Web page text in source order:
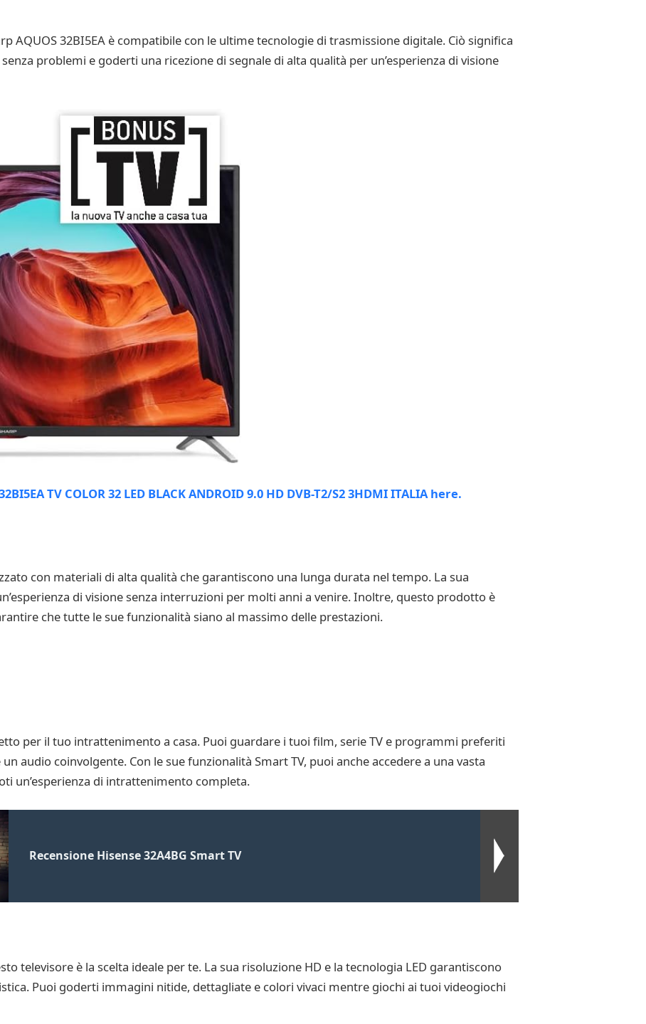
AQUOS 32BI5EA è compatibile con le ultime tecnologie di trasmissione digitale. Ciò significa
problemi e goderti una ricezione di segnale di alta qualità per un’esperienza di visione
con materiali di alta qualità che garantiscono una lunga durata nel tempo. La sua
di visione senza interruzioni per molti anni a venire. Inoltre, questo prodotto è
che tutte le sue funzionalità siano al massimo delle prestazioni.
per il tuo intrattenimento a casa. Puoi guardare i tuoi film, serie TV e programmi preferiti
audio coinvolgente. Con le sue funzionalità Smart TV, puoi anche accedere a una vasta
un’esperienza di intrattenimento completa.
Recensione Hisense 32A4BG Smart TV
televisore è la scelta ideale per te. La sua risoluzione HD e la tecnologia LED garantiscono
Puoi goderti immagini nitide, dettagliate e colori vivaci mentre giochi ai tuoi videogiochi